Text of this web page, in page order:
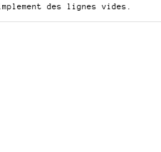
des lignes vides.